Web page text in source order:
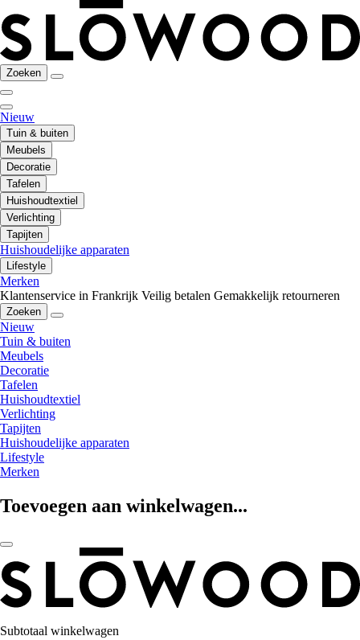
Zoeken
Nieuw
Tuin & buiten
Meubels
Decoratie
Tafelen
Huishoudtextiel
Verlichting
Tapijten
Huishoudelijke apparaten
Lifestyle
Merken
Klantenservice in Frankrijk Veilig betalen Gemakkelijk retourneren
Zoeken
Nieuw
Tuin & buiten
Meubels
Decoratie
Tafelen
Huishoudtextiel
Verlichting
Tapijten
Huishoudelijke apparaten
Lifestyle
Merken
Toevoegen aan winkelwagen...
Subtotaal winkelwagen